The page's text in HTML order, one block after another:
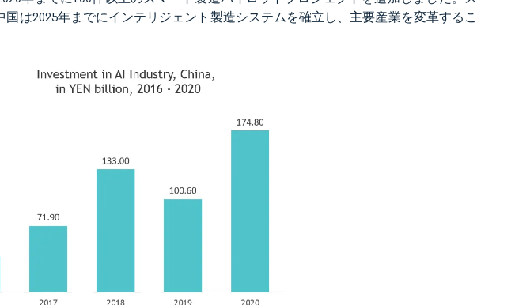
は2025年までにインテリジェント製造システムを確立し、主要産業を変革するこ